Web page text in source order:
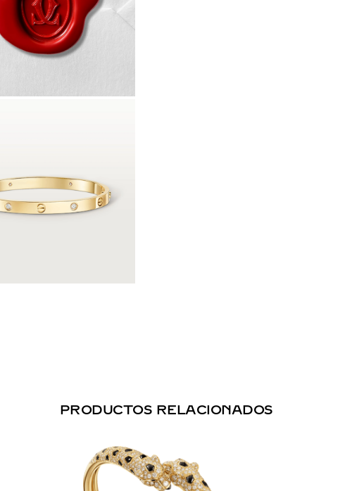
PRODUCTOS RELACIONADOS